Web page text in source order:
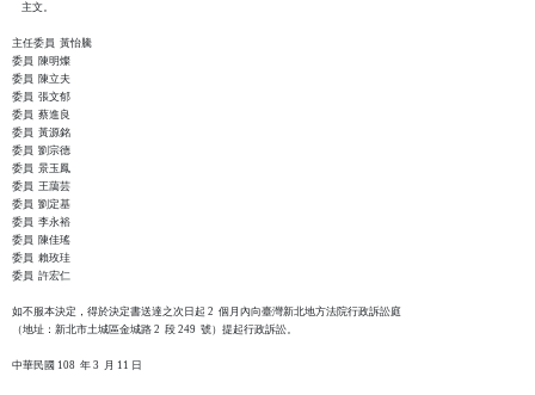
    主文。
主任委員  黃怡騰
委員  陳明燦
委員  陳立夫
委員  張文郁
委員  蔡進良
委員  黃源銘
委員  劉宗德
委員  景玉鳳
委員  王藹芸
委員  劉定基
委員  李永裕
委員  陳佳瑤
委員  賴玫珪
委員  許宏仁
如不服本決定，得於決定書送達之次日起 2  個月內向臺灣新北地方法院行政訴訟庭
（地址：新北市土城區金城路 2  段 249  號）提起行政訴訟。